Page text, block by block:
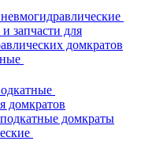
запчасти для
домкратов
домкратов
домкраты